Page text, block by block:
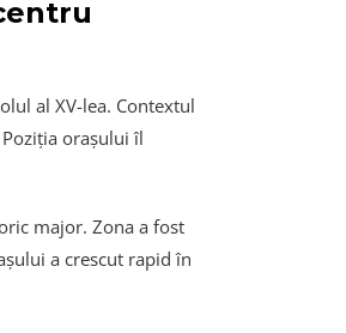
al XV-lea. Contextul
orașului îl
major. Zona a fost
a crescut rapid în